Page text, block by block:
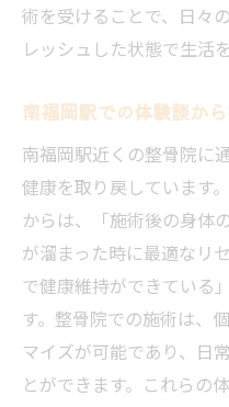
術を受けることで、日々
レッシュした状態で生活
南福岡駅での体験談か
南福岡駅近くの整骨院に
健康を取り戻しています
からは、「施術後の身体
が溜まった時に最適なリ
で健康維持ができている
す。整骨院での施術は、
マイズが可能であり、日
とができます。これらの